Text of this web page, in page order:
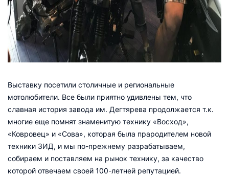
Выставку посетили столичные и региональные
мотолюбители. Все были приятно удивлены тем, что
славная история завода им. Дегтярева продолжается т.к.
многие еще помнят знаменитую технику «Восход»,
«Ковровец» и «Сова», которая была прародителем новой
техники ЗИД, и мы по-прежнему разрабатываем,
собираем и поставляем на рынок технику, за качество
которой отвечаем своей 100-летней репутацией.